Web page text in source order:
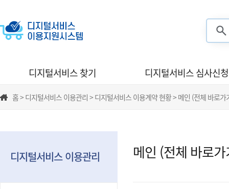
디지털서비스 찾기 디지털서비스 심사신청
홈 > 디지털서비스 이용관리 > 디지털서비스 이용계약 현황 > 메인 (전체 바로가
디지털서비스 이용관리 메인 (전체 바로